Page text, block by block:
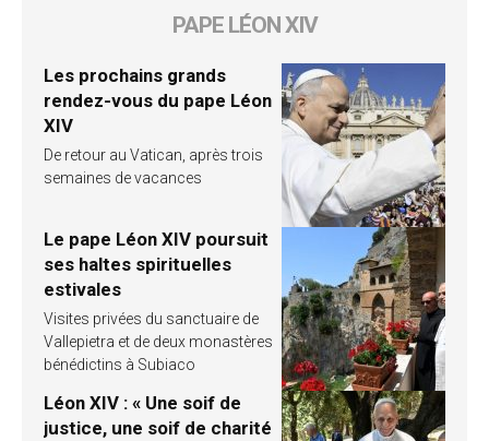
PAPE LÉON XIV
Les prochains grands
rendez-vous du pape Léon
XIV
De retour au Vatican, après trois
semaines de vacances
Le pape Léon XIV poursuit
ses haltes spirituelles
estivales
Visites privées du sanctuaire de
Vallepietra et de deux monastères
bénédictins à Subiaco
Léon XIV : « Une soif de
justice, une soif de charité